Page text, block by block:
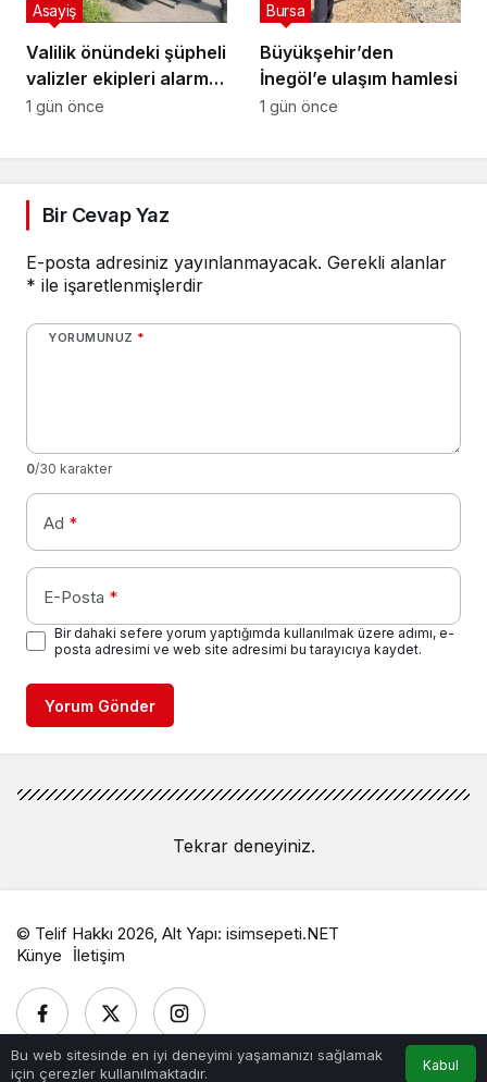
Valilik önündeki şüpheli
valizler ekipleri alarma
geçirdi.. Gerçek
Asayiş
1 gün önce
Büyükşehir’den
İnegöl’e ulaşım hamlesi
Bursa
1 gün önce
Bir Cevap Yaz
E-posta adresiniz yayınlanmayacak. Gerekli alanlar
* ile işaretlenmişlerdir
YORUMUNUZ *
0/30 karakter
Ad *
E-Posta *
Bir dahaki sefere yorum yaptığımda kullanılmak üzere adımı, e-
posta adresimi ve web site adresimi bu tarayıcıya kaydet.
Yorum Gönder
Tekrar deneyiniz.
Bu web sitesinde en iyi deneyimi yaşamanızı sağlamak
için çerezler kullanılmaktadır.
Kabul
© Telif Hakkı 2026, Alt Yapı: isimsepeti.NET
Künye
İletişim